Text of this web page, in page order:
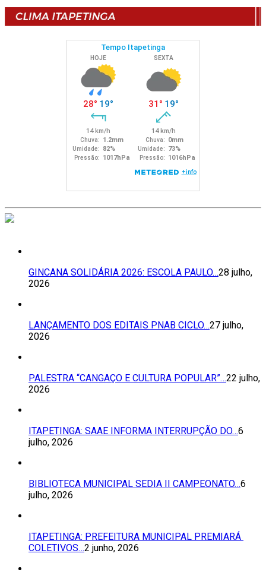
GINCANA SOLIDÁRIA 2026: ESCOLA PAULO…28 julho,
2026
LANÇAMENTO DOS EDITAIS PNAB CICLO…27 julho,
2026
PALESTRA “CANGAÇO E CULTURA POPULAR”…22 julho,
2026
ITAPETINGA: SAAE INFORMA INTERRUPÇÃO DO…6
julho, 2026
BIBLIOTECA MUNICIPAL SEDIA II CAMPEONATO…6
julho, 2026
ITAPETINGA: PREFEITURA MUNICIPAL PREMIARÁ
COLETIVOS…2 junho, 2026